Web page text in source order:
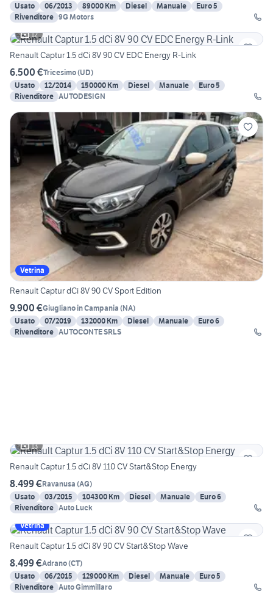
Usato
06/2013 89000 Km Diesel Manuale
Euro 5
Rivenditore 9G Motors
12
Renault Captur 1.5 dCi 8V 90 CV EDC Energy R-Link
6.500 €Tricesimo(UD)
Usato
12/2014 150000 Km Diesel Manuale
Euro 5
Rivenditore AUTODESIGN
Vetrina
Renault Captur dCi 8V 90 CV Sport Edition
9.900 €Giugliano in Campania (NA)
Usato
07/2019 132000 Km Diesel Manuale
Euro 6
Rivenditore AUTOCONTE SRLS
13
Renault Captur 1.5 dCi 8V 110 CV Start&Stop Energy
8.499 €Ravanusa (AG)
Usato
03/2015 104300 Km Diesel Manuale
Euro 6
Rivenditore Auto Luck
Vetrina
Renault Captur 1.5 dCi 8V 90 CV Start&Stop Wave
8.499 €Adrano(CT)
Usato
06/2015 129000 Km Diesel Manuale
Euro 5
Rivenditore Auto Gimmillaro